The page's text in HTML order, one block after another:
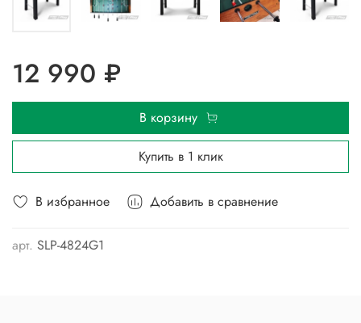
В избранное Добавить в сравнение
арт. SLP-4824G1
12 990 ₽
В корзину
Купить в 1 клик